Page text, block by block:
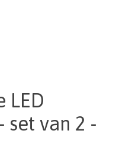
LED
van 2 -